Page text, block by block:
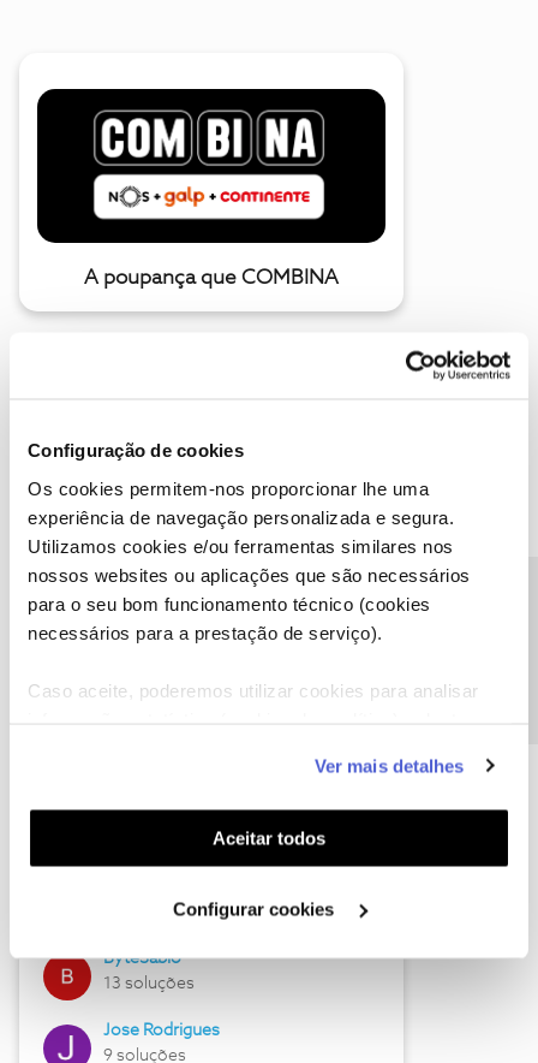
Configuração de cookies
Os cookies permitem-nos proporcionar lhe uma
experiência de navegação personalizada e segura.
Utilizamos cookies e/ou ferramentas similares nos
nossos websites ou aplicações que são necessários
para o seu bom funcionamento técnico (cookies
necessários para a prestação de serviço).
Caso aceite, poderemos utilizar cookies para analisar
funcionalidades (cookies de personalização e
funcionalidade) e adaptar anúncios aos seus interesses
(cookies de publicidade personalizada). Pode gerir a
utilização dos cookies clicando em "Configurar
Ver mais detalhes
Aceitar todos
Configurar cookies
A poupança que COMBINA
Descubra as novidades de julho
Hall of Fame de julho
17 soluções
ByteSábio
13 soluções
Jose Rodrigues
9 soluções